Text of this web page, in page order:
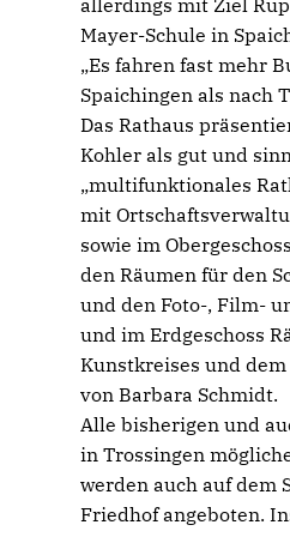
allerdings mit Ziel
Mayer-Schule in
Es fahren fast mehr
Spaichingen als nach
Das Rathaus
Kohler als gut und
multifunktionales
mit
sowie im Obergeschoss
den Räumen für den
und den Foto-, Film-
und im Erdgeschoss
Kunstkreises und
von Barbara Schmidt.
Alle bisherigen und
in Trossingen
werden auch auf dem
Friedhof angeboten.